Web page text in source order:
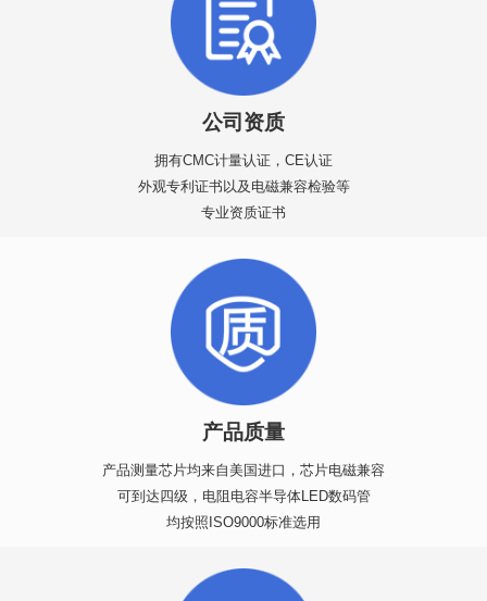
公司资质
拥有CMC计量认证，CE认证
外观专利证书以及电磁兼容检验等
专业资质证书
产品质量
产品测量芯片均来自美国进口，芯片电磁兼容
可到达四级，电阻电容半导体LED数码管
均按照ISO9000标准选用